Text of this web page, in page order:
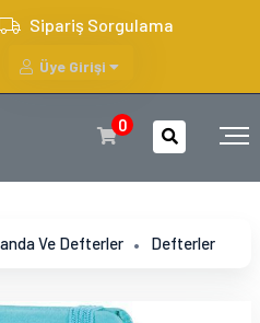
Sipariş Sorgulama
Üye Girişi
0
Ve Defterler Defterler